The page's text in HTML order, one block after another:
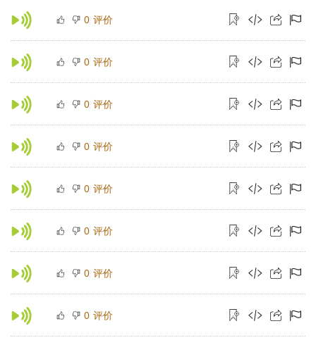
0 评价
0 评价
0 评价
0 评价
0 评价
0 评价
0 评价
0 评价